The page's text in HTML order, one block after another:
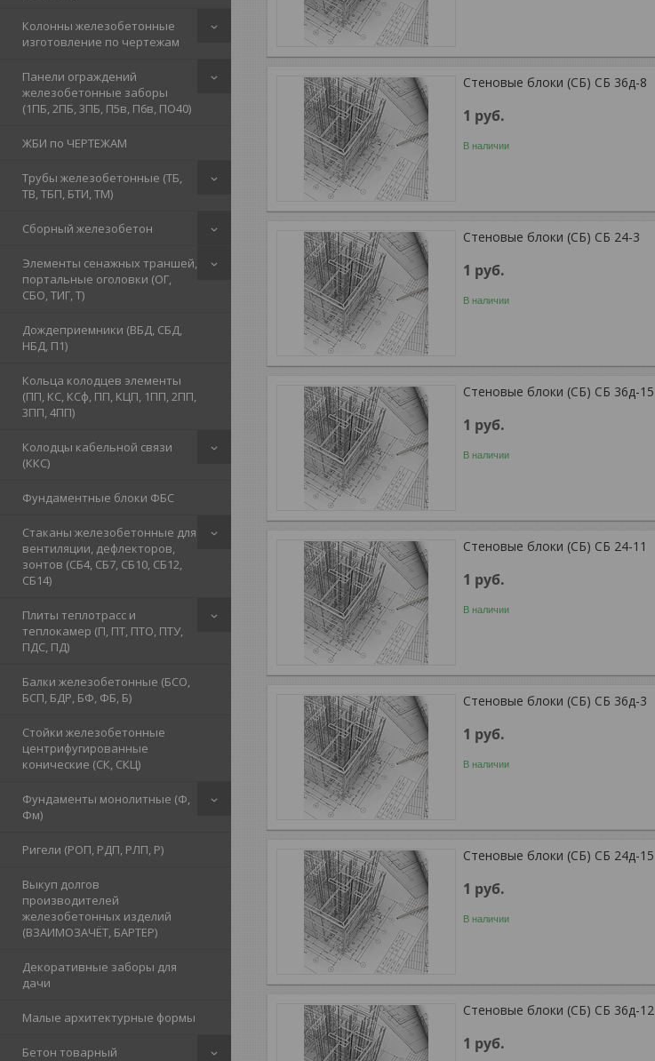
Колонны железобетонные
изготовление по чертежам
Панели ограждений
железобетонные заборы
(1ПБ, 2ПБ, 3ПБ, П5в, П6в, ПО40)
ЖБИ по ЧЕРТЕЖАМ
Трубы железобетонные (ТБ,
ТВ, ТБП, БТИ, ТМ)
Сборный железобетон
Элементы сенажных траншей,
портальные оголовки (ОГ,
СБО, ТИГ, Т)
Дождеприемники (ВБД, СБД,
НБД, П1)
Кольца колодцев элементы
(ПП, КС, КСф, ПП, КЦП, 1ПП, 2ПП,
3ПП, 4ПП)
Колодцы кабельной связи
(ККС)
Фундаментные блоки ФБС
Стаканы железобетонные для
вентиляции, дефлекторов,
зонтов (СБ4, СБ7, СБ10, СБ12,
СБ14)
Плиты теплотрасс и
теплокамер (П, ПТ, ПТО, ПТУ,
ПДС, ПД)
Балки железобетонные (БСО,
БСП, БДР, БФ, ФБ, Б)
Стойки железобетонные
центрифугированные
конические (СК, СКЦ)
Фундаменты монолитные (Ф,
Фм)
Ригели (РОП, РДП, РЛП, Р)
Выкуп долгов
производителей
железобетонных изделий
(ВЗАИМОЗАЧЁТ, БАРТЕР)
Декоративные заборы для
дачи
Малые архитектурные формы
Бетон товарный
Стеновые блоки (СБ) СБ 36д-8
1 руб.
В наличии
Стеновые блоки (СБ) СБ 24-3
1 руб.
В наличии
Стеновые блоки (СБ) СБ 36д-15
1 руб.
В наличии
Стеновые блоки (СБ) СБ 24-11
1 руб.
В наличии
Стеновые блоки (СБ) СБ 36д-3
1 руб.
В наличии
Стеновые блоки (СБ) СБ 24д-15
1 руб.
В наличии
Стеновые блоки (СБ) СБ 36д-12
1 руб.